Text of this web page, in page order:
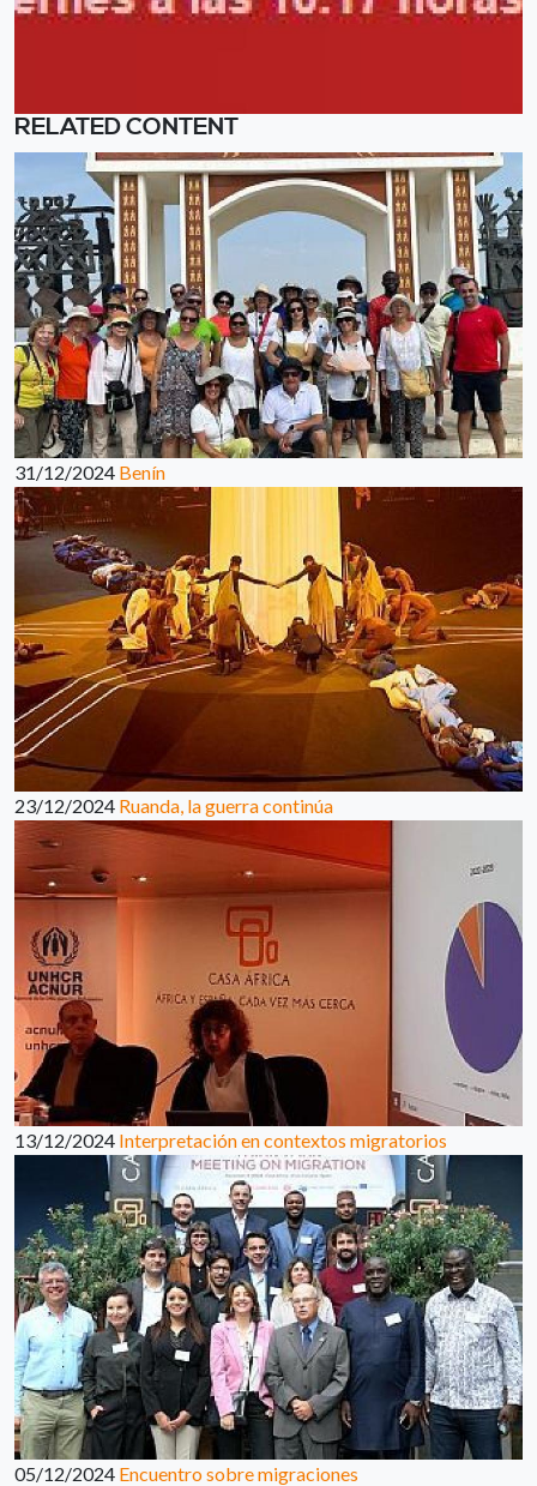
RELATED CONTENT
31/12/2024 Benín
23/12/2024 Ruanda, la guerra continúa
13/12/2024 Interpretación en contextos migratorios
05/12/2024 Encuentro sobre migraciones